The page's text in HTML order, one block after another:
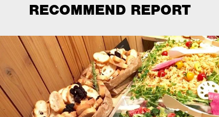
RECOMMEND REPORT